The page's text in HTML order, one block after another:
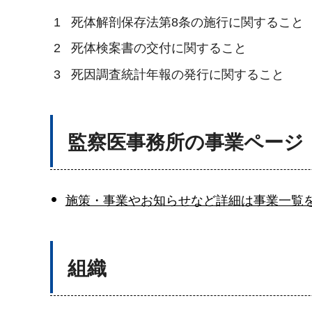
1
死体解剖保存法第8条の施行に関すること
2
死体検案書の交付に関すること
3
死因調査統計年報の発行に関すること
監察医事務所の事業ページ
施策・事業やお知らせなど詳細は事業一覧
組織